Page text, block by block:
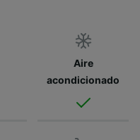
Aire
acondicionado